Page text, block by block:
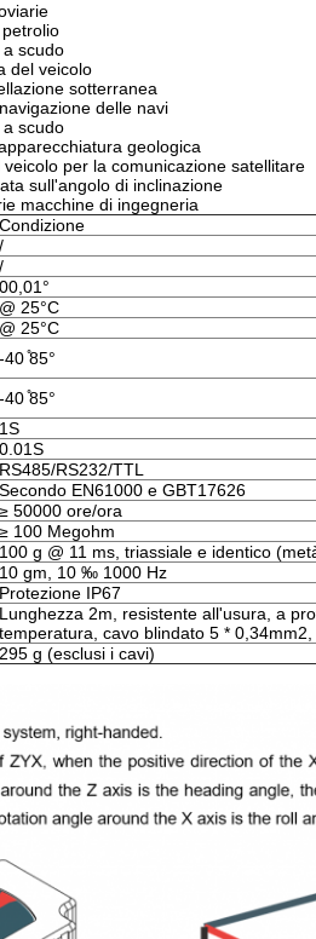
scudo
del veicolo
sotterranea
delle navi
scudo
geologica
per la comunicazione satellitare
sull'angolo di inclinazione
macchine di ingegneria
Condizione
/
/
00,01°
@ 25°C
@ 25°C
-40 ̊85°
-40 ̊85°
1S
0.01S
RS485/RS232/TTL
Secondo EN61000 e GBT17626
≥ 50000 ore/ora
≥ 100 Megohm
100 g @ 11 ms, triassiale e identico
10 gm, 10 ‰ 1000 Hz
Protezione IP67
Lunghezza 2m, resistente all'usura, a
temperatura, cavo blindato 5 *
295 g (esclusi i cavi)